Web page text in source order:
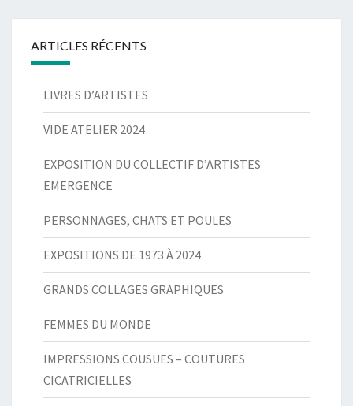
ARTICLES RÉCENTS
LIVRES D’ARTISTES
VIDE ATELIER 2024
EXPOSITION DU COLLECTIF D’ARTISTES
EMERGENCE
PERSONNAGES, CHATS ET POULES
EXPOSITIONS DE 1973 À 2024
GRANDS COLLAGES GRAPHIQUES
FEMMES DU MONDE
IMPRESSIONS COUSUES – COUTURES
CICATRICIELLES